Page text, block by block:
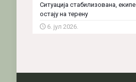
Ситуација стабилизована, екипе
остају на терену
6. јул 2026.